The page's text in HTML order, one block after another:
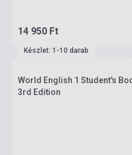
14 950 Ft
Készlet: 1-10 darab
World English 1 Student's
3rd Edition